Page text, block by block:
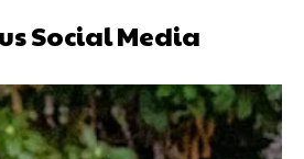
Social Media